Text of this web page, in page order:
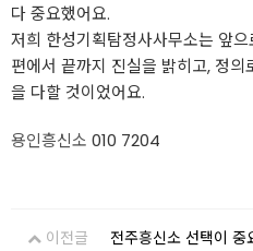
다 중요했어요.
저희 한성기획탐정사사무소는 앞
편에서 끝까지 진실을 밝히고, 정
을 다할 것이었어요.
용인흥신소 010 7204
이전글 전주흥신소 선택이 중